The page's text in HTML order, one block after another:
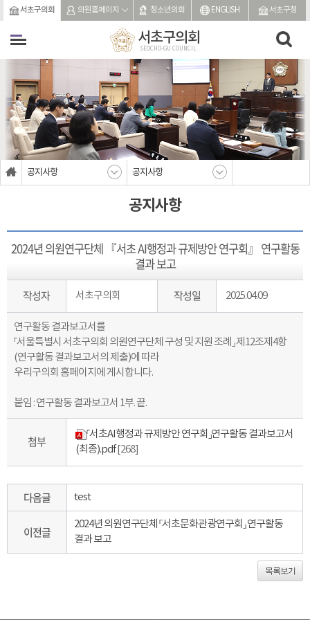
본문바로가기
서초구의회 의원홈페이지 청소년의회 ENGLISH 서초구청
서초구의회
SEOCHO-GU COUNCIL
공지사항 공지사항
공지사항
2024년 의원연구단체 『서초 AI행정과 규제방안 연구회』 연구활동
결과 보고
작성자 서초구의회 작성일 2025.04.09
연구활동 결과보고서를
「서울특별시 서초구의회 의원연구단체 구성 및 지원 조례」 제12조제4항
(연구활동 결과보고서의 제출)에 따라
우리구의회 홈페이지에 게시합니다.
붙임 : 연구활동 결과보고서 1부. 끝.
첨부
「서초AI행정과 규제방안 연구회」연구활동 결과보고서
(최종).pdf [268]
다음글 test
이전글
2024년 의원연구단체 『서초문화관광연구회』 연구활동
결과 보고
목록보기